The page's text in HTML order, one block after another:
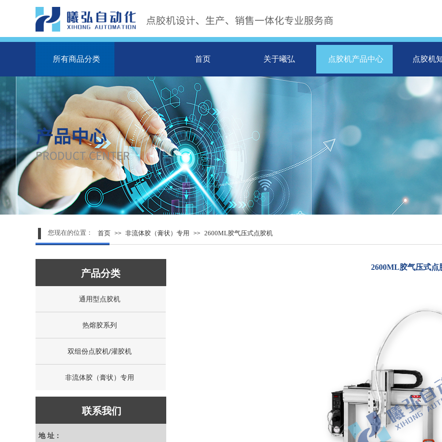
点胶机设计、生产、销售一体化专业服务商
所有商品分类 首页 关于曦弘 点胶机产品中心 点胶机
产品中心
PRODUCT CENTER
首页 >> 非流体胶（膏状）专用 >> 2600ML胶气压式点胶机
您现在的位置：
通用型点胶机
热熔胶系列
双组份点胶机/灌胶机
非流体胶（膏状）专用
产品分类​
2600ML胶气压式点
联系我们​
地 址：